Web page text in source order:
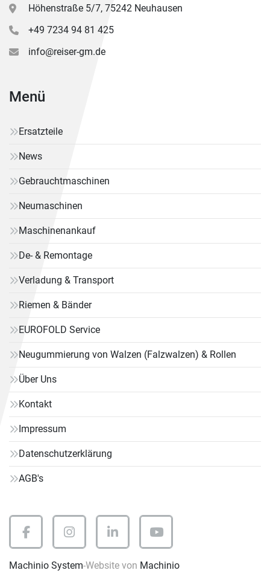
Höhenstraße 5/7, 75242 Neuhausen
+49 7234 94 81 425
info@reiser-gm.de
Menü
Ersatzteile
News
Gebrauchtmaschinen
Neumaschinen
Maschinenankauf
De- & Remontage
Verladung & Transport
Riemen & Bänder
EUROFOLD Service
Neugummierung von Walzen (Falzwalzen) & Rollen
Über Uns
Kontakt
Impressum
Datenschutzerklärung
AGB's
facebookinstagramlinkedinyoutube
Machinio System-Website von Machinio